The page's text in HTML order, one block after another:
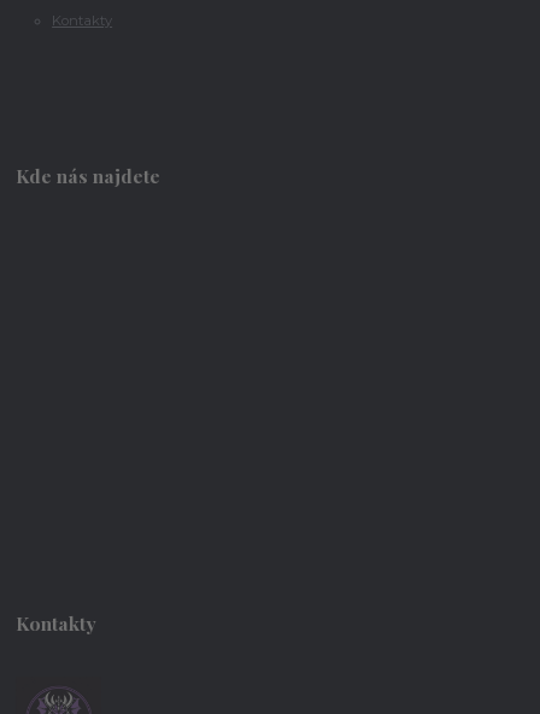
Kontakty
Kde nás najdete
Kontakty